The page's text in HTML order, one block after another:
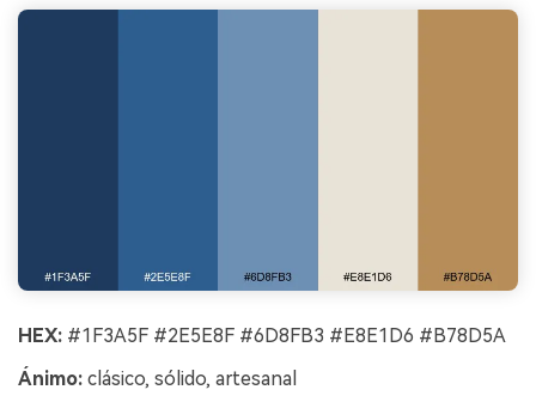
HEX: #1F3A5F #2E5E8F #6D8FB3 #E8E1D6 #B78D5A
Ánimo: clásico, sólido, artesanal